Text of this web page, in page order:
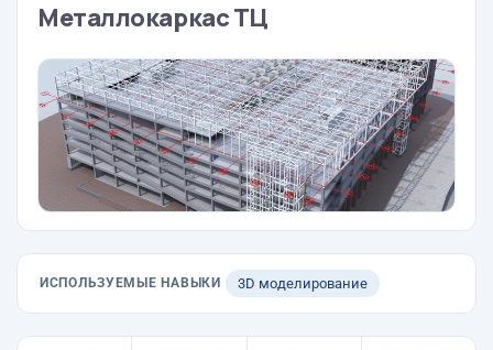
Металлокаркас ТЦ
ИСПОЛЬЗУЕМЫЕ НАВЫКИ 3D моделирование